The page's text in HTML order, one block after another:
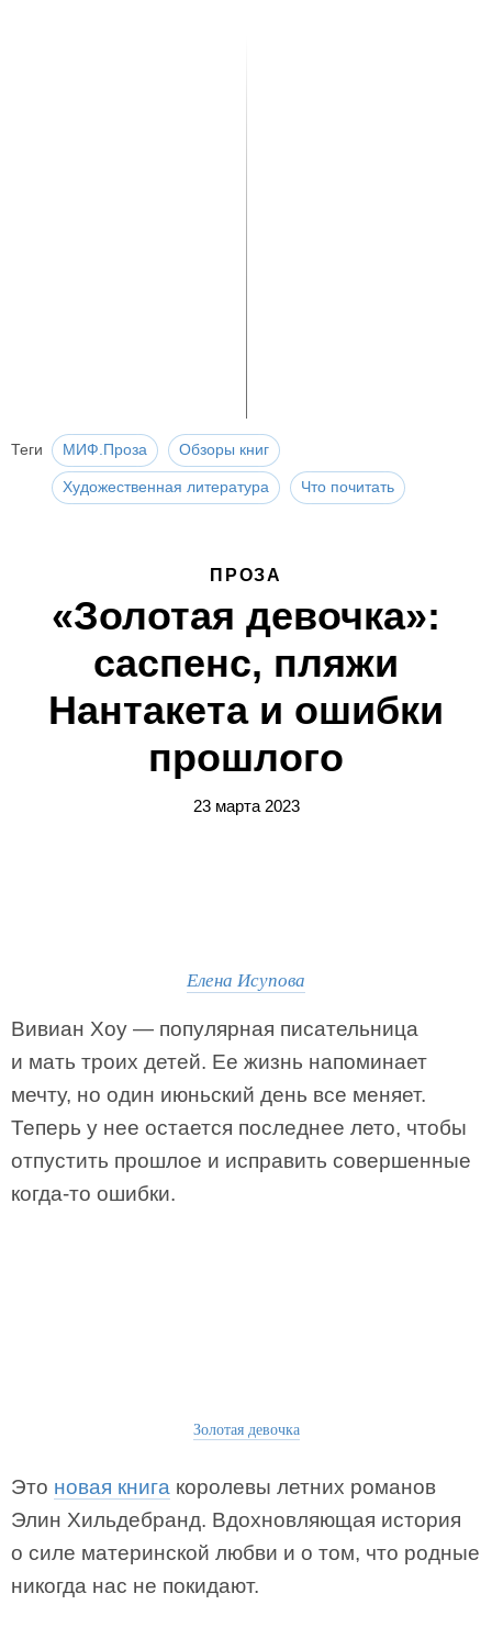
Теги МИФ.Проза Обзоры книг
Художественная литература Что почитать
ПРОЗА
«Золотая девочка»:
саспенс, пляжи
Нантакета и ошибки
прошлого
23 марта 2023
Елена Исупова
Вивиан Хоу — популярная писательница
и мать троих детей. Ее жизнь напоминает
мечту, но один июньский день все меняет.
Теперь у нее остается последнее лето, чтобы
отпустить прошлое и исправить совершенные
когда-то ошибки.
Золотая девочка
Это новая книга королевы летних романов
Элин Хильдебранд. Вдохновляющая история
о силе материнской любви и о том, что родные
никогда нас не покидают.